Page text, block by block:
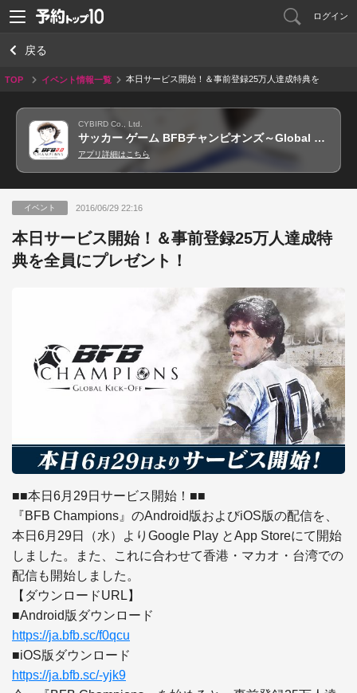
ログイン
戻る
TOP イベント情報一覧
本日サービス開始！＆事前登録25万人達成特典を
CYBIRD Co., Ltd.
サッカー ゲーム BFBチャンピオンズ～Global Kick-Off～
アプリ詳細はこちら
イベント 2016/06/29 22:16
本日サービス開始！＆事前登録25万人達成特
典を全員にプレゼント！
■■本日6月29日サービス開始！■■
『BFB Champions』のAndroid版およびiOS版の配信を、
本日6月29日（水）よりGoogle Play とApp Storeにて開始
しました。また、これに合わせて香港・マカオ・台湾での
配信も開始しました。
【ダウンロードURL】
https://ja.bfb.sc/f0qcu
https://ja.bfb.sc/-yjk9